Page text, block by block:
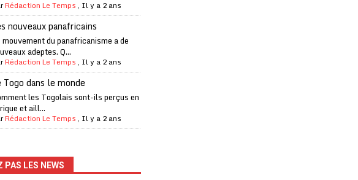
à un proche
Rédaction Le Temps , Il y a 2 ans
nouveaux panafricains
mouvement du panafricanisme a de
adeptes. Q...
Rédaction Le Temps , Il y a 2 ans
Togo dans le monde
les Togolais sont-ils perçus en
et aill...
Rédaction Le Temps , Il y a 2 ans
PAS LES NEWS